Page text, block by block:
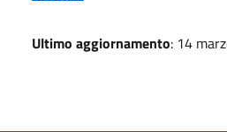
Ultimo aggiornamento: 14